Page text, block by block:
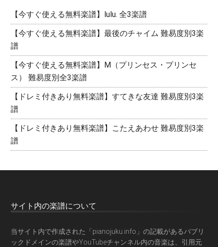
【今すぐ使える無料楽譜】lulu. 全3楽譜
【今すぐ使える無料楽譜】最後のチャイム 難易度別3楽
譜
【今すぐ使える無料楽譜】M（プリンセス・プリンセ
ス） 難易度別全3楽譜
【ドレミ付きあり無料楽譜】すてきな友達 難易度別3楽
譜
【ドレミ付きあり無料楽譜】こたえあわせ 難易度別3楽
譜
サイト内の楽譜について
当サイト内で作成された「pianojuku.info」の記載があるパブリ
ックドメインの楽譜やYouTubeチャンネル内の音楽は、引用元